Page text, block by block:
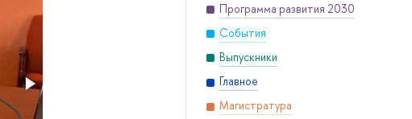
Программа развития 2030
События
Выпускники
Главное
Магистратура